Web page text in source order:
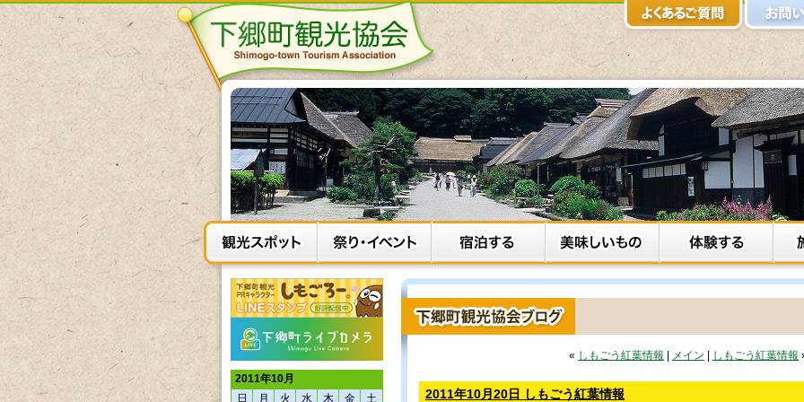
« しもごう紅葉情報 メイン しもごう紅葉情報
2011年10月20日 しもごう紅葉情報
2011年10月
日
月 火 水 木 金 土